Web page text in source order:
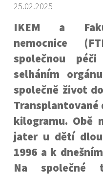
25.02.2025
IKEM a
nemocnice
společnou
selháním
společně život
Transplantované
kilogramu. Obě
jater u dětí
1996 a k
Na společné